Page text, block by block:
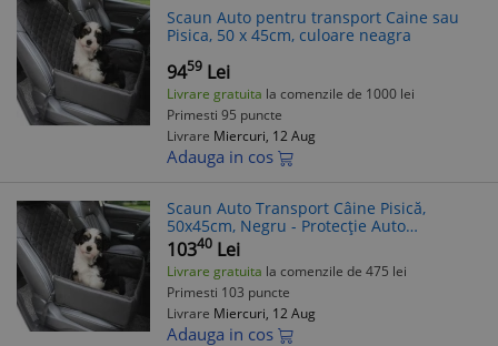
Scaun Auto pentru transport Caine sau
Pisica, 50 x 45cm, culoare neagra
9459 Lei
Livrare gratuita la comenzile de 1000 lei
Primesti 95 puncte
Livrare Miercuri, 12 Aug
Adauga in cos
Scaun Auto Transport Câine Pisică,
50x45cm, Negru - Protecție Auto
Impermeabilă, Ușor de Curățat, Universal
10340 Lei
Livrare gratuita la comenzile de 475 lei
Primesti 103 puncte
Livrare Miercuri, 12 Aug
Adauga in cos